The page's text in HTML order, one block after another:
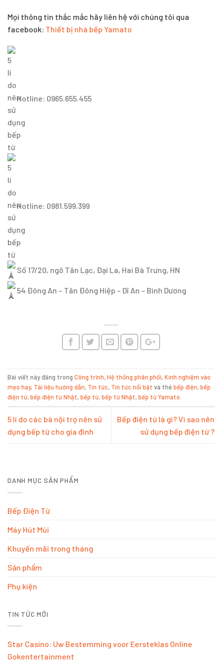
DANH MỤC SẢN PHẨM
Bếp Điện Từ
Máy Hút Mùi
Khuyến mãi trong tháng
Sản phẩm
Phụ kiện
TIN TỨC MỚI
Star Casino: Uw Bestemming voor Eersteklas Online
Gokentertainment
Mọi thông tin thắc mắc hãy liên hệ với chúng tôi qua
facebook: Thiết bị nhà bếp Yamato
Hotline: 0965.655.455
Hotline: 0981.599.399
Số 17/20, ngõ Tân Lạc, Đại La, Hai Bà Trưng, HN
54 Đông An – Tân Đông Hiệp – Dĩ An – Bình Dương
Bài viết này đăng trong Công trình,Hệ thống phân phối,Kinh nghiệm vào
mẹo hay, Tài liệu hướng dẫn, Tin tức, Tin tức nổi bật và thẻbếp điện,bếp
điện từ,bếp điện từ Nhật,bếp từ,bếp từ Nhật,bếp từ Yamato
5 lí do các bà nội trợ nên sử
dụng bếp từ cho gia đình
Bếp điện từ là gì? Vì sao nên
sử dụng bếp điện từ ?